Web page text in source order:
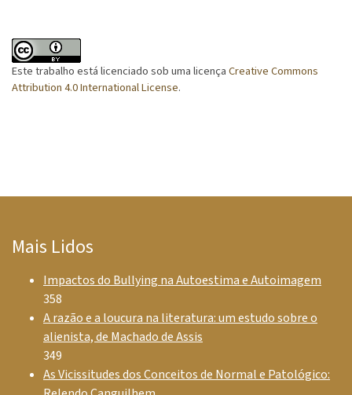
Este trabalho está licenciado sob uma licençaCreative Commons
Attribution 4.0 International License.
Mais Lidos
Impactos do Bullying na Autoestima e Autoimagem
358
A razão e a loucura na literatura: um estudo sobre o
alienista, de Machado de Assis
349
As Vicissitudes dos Conceitos de Normal e Patológico: